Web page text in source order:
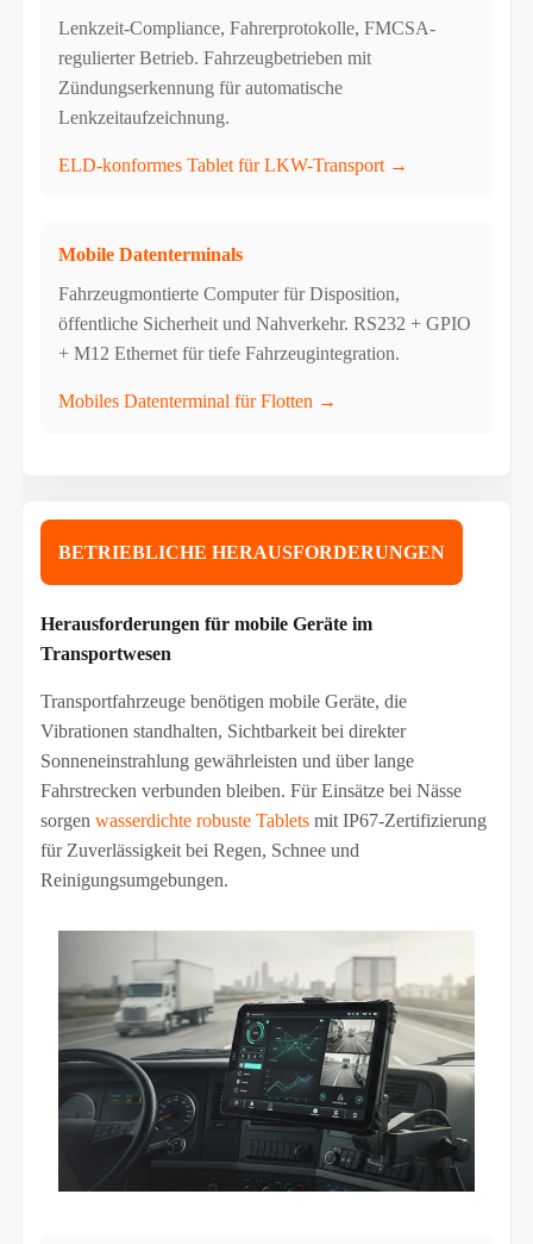
Lenkzeit-Compliance, Fahrerprotokolle, FMCSA-
regulierter Betrieb. Fahrzeugbetrieben mit
Zündungserkennung für automatische
Lenkzeitaufzeichnung.
ELD-konformes Tablet für LKW-Transport →
Mobile Datenterminals
Fahrzeugmontierte Computer für Disposition,
öffentliche Sicherheit und Nahverkehr. RS232 + GPIO
+ M12 Ethernet für tiefe Fahrzeugintegration.
Mobiles Datenterminal für Flotten →
BETRIEBLICHE HERAUSFORDERUNGEN
Herausforderungen für mobile Geräte im
Transportwesen
Transportfahrzeuge benötigen mobile Geräte, die
Vibrationen standhalten, Sichtbarkeit bei direkter
Sonneneinstrahlung gewährleisten und über lange
Fahrstrecken verbunden bleiben. Für Einsätze bei Nässe
sorgen wasserdichte robuste Tabletsmit IP67-Zertifizierung
für Zuverlässigkeit bei Regen, Schnee und
Reinigungsumgebungen.